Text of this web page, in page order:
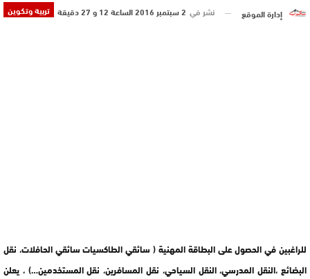
تربية وتكوين إدارة الموقع نشر في 2 سبتمبر 2016 الساعة 12 و 27 دقيقة
للراغبين في الحصول على البطاقة المهنية ( سائقي الطاكسيات سائقي الحافلات، نقل
البضائع ،النقل المدرسي، النقل السياحي، نقل المسافرين، نقل المستخدمين…) ، يعلن